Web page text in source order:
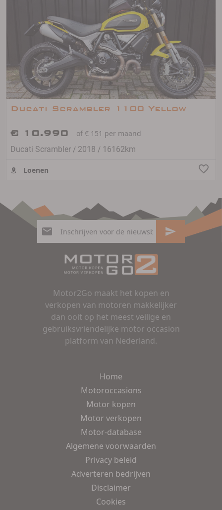
Ducati Scrambler 1100 Yellow
€ 10.990
of € 151 per maand
Ducati Scrambler / 2018 / 16162km
Loenen
Motor2Go maakt het kopen en
verkopen van motoren makkelijker
dan ooit op het meest veilige en
gebruiksvriendelijke motor occasion
platform van Nederland.
Home
Motoroccasions
Motor kopen
Motor verkopen
Motor-database
Algemene voorwaarden
Privacy beleid
Adverteren bedrijven
Disclaimer
Cookies